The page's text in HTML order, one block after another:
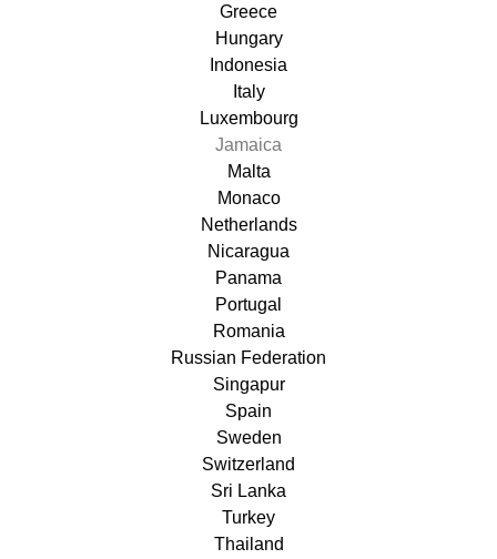
Greece
Hungary
Indonesia
Italy
Luxembourg
Jamaica
Malta
Monaco
Netherlands
Nicaragua
Panama
Portugal
Romania
Russian Federation
Singapur
Spain
Sweden
Switzerland
Sri Lanka
Turkey
Thailand